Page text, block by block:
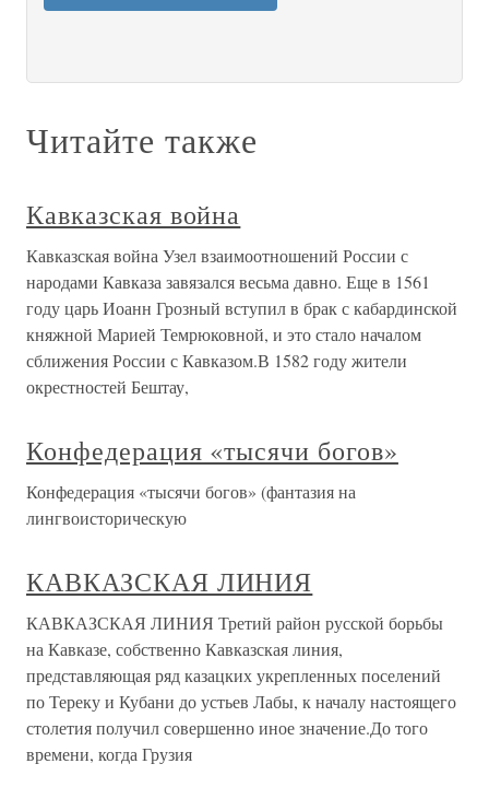
Читайте также
Кавказская война
Кавказская война Узел взаимоотношений России с
народами Кавказа завязался весьма давно. Еще в 1561
году царь Иоанн Грозный вступил в брак с кабардинской
княжной Марией Темрюковной, и это стало началом
сближения России с Кавказом.В 1582 году жители
окрестностей Бештау,
Конфедерация «тысячи богов»
Конфедерация «тысячи богов» (фантазия на
лингвоисторическую
КАВКАЗСКАЯ ЛИНИЯ
КАВКАЗСКАЯ ЛИНИЯ Третий район русской борьбы
на Кавказе, собственно Кавказская линия,
представляющая ряд казацких укрепленных поселений
по Тереку и Кубани до устьев Лабы, к началу настоящего
столетия получил совершенно иное значение.До того
времени, когда Грузия